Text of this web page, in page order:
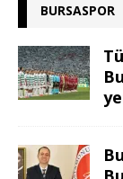
BURSASPOR